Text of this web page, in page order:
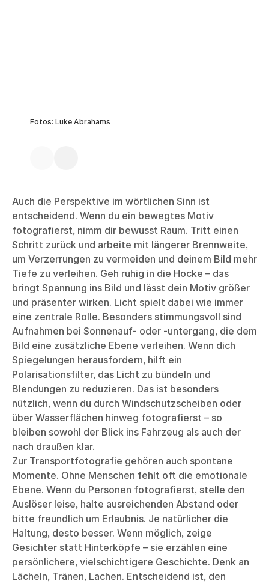
Fotos: Luke Abrahams
Auch die Perspektive im wörtlichen Sinn ist
entscheidend. Wenn du ein bewegtes Motiv
fotografierst, nimm dir bewusst Raum. Tritt einen
Schritt zurück und arbeite mit längerer Brennweite,
um Verzerrungen zu vermeiden und deinem Bild mehr
Tiefe zu verleihen. Geh ruhig in die Hocke – das
bringt Spannung ins Bild und lässt dein Motiv größer
und präsenter wirken. Licht spielt dabei wie immer
eine zentrale Rolle. Besonders stimmungsvoll sind
Aufnahmen bei Sonnenauf- oder -untergang, die dem
Bild eine zusätzliche Ebene verleihen. Wenn dich
Spiegelungen herausfordern, hilft ein
Polarisationsfilter, das Licht zu bündeln und
Blendungen zu reduzieren. Das ist besonders
nützlich, wenn du durch Windschutzscheiben oder
über Wasserflächen hinweg fotografierst – so
bleiben sowohl der Blick ins Fahrzeug als auch der
nach draußen klar.
Zur Transportfotografie gehören auch spontane
Momente. Ohne Menschen fehlt oft die emotionale
Ebene. Wenn du Personen fotografierst, stelle den
Auslöser leise, halte ausreichenden Abstand oder
bitte freundlich um Erlaubnis. Je natürlicher die
Haltung, desto besser. Wenn möglich, zeige
Gesichter statt Hinterköpfe – sie erzählen eine
persönlichere, vielschichtigere Geschichte. Denk an
Lächeln, Tränen, Lachen. Entscheidend ist, den